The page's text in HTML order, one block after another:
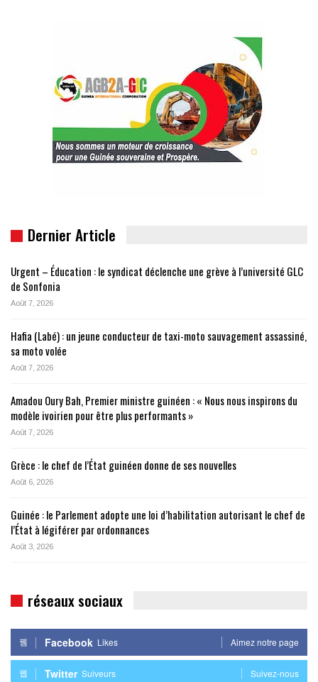
Dernier Article
Urgent – Éducation : le syndicat déclenche une grève à l’université GLC
de Sonfonia
Août 7, 2026
Hafia (Labé) : un jeune conducteur de taxi-moto sauvagement assassiné,
sa moto volée
Août 7, 2026
Amadou Oury Bah, Premier ministre guinéen : « Nous nous inspirons du
modèle ivoirien pour être plus performants »
Août 7, 2026
Grèce : le chef de l’État guinéen donne de ses nouvelles
Août 6, 2026
Guinée : le Parlement adopte une loi d’habilitation autorisant le chef de
l’État à légiférer par ordonnances
Août 3, 2026
réseaux sociaux
Facebook Likes Aimez notre page
Twitter Suiveurs Suivez-nous